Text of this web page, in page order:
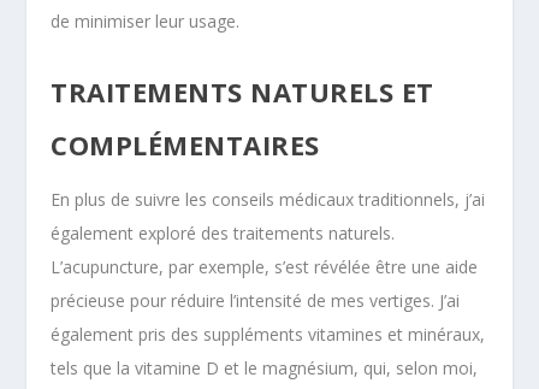
de minimiser leur usage.
TRAITEMENTS NATURELS ET
COMPLÉMENTAIRES
En plus de suivre les conseils médicaux traditionnels, j’ai
également exploré des traitements naturels.
L’acupuncture, par exemple, s’est révélée être une aide
précieuse pour réduire l’intensité de mes vertiges. J’ai
également pris des suppléments vitamines et minéraux,
tels que la vitamine D et le magnésium, qui, selon moi,